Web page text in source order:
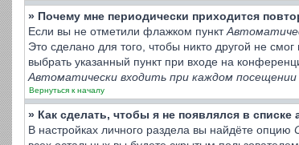
» Почему мне периодически приходится
Если вы не отметили флажком пункт
Это сделано для того, чтобы никто другой не
выбрать указанный пункт при входе на
Автоматически входить при каждом посещении
Вернуться к началу
» Как сделать, чтобы я не появлялся в списке
В настройках личного раздела вы найдёте опцию